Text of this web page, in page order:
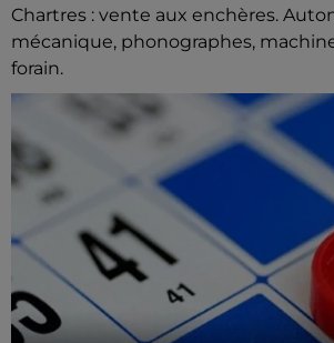
Chartres : vente aux enchères.
mécanique, phonographes,
forain.